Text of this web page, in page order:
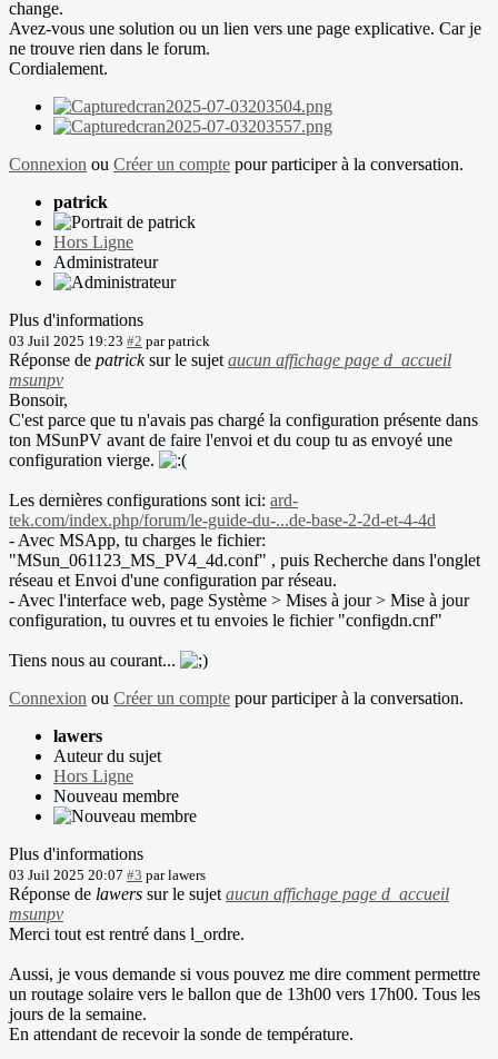
change.
Avez-vous une solution ou un lien vers une page explicative. Car je
ne trouve rien dans le forum.
Cordialement.
Connexion ou Créer un compte pour participer à la conversation.
patrick
Hors Ligne
Administrateur
Plus d'informations
03 Juil 2025 19:23 #2 parpatrick
Réponse de patricksur le sujet aucun affichage page d_accueil
msunpv
Bonsoir,
C'est parce que tu n'avais pas chargé la configuration présente dans
ton MSunPV avant de faire l'envoi et du coup tu as envoyé une
configuration vierge.
Les dernières configurations sont ici: ard-
tek.com/index.php/forum/le-guide-du-...de-base-2-2d-et-4-4d
- Avec MSApp, tu charges le fichier:
"MSun_061123_MS_PV4_4d.conf" , puis Recherche dans l'onglet
réseau et Envoi d'une configuration par réseau.
- Avec l'interface web, page Système > Mises à jour > Mise à jour
configuration, tu ouvres et tu envoies le fichier "configdn.cnf"
Tiens nous au courant...
Connexion ou Créer un compte pour participer à la conversation.
lawers
Auteur du sujet
Hors Ligne
Nouveau membre
Plus d'informations
03 Juil 2025 20:07 #3 parlawers
Réponse de lawers sur le sujet aucun affichage page d_accueil
msunpv
Merci tout est rentré dans l_ordre.
Aussi, je vous demande si vous pouvez me dire comment permettre
un routage solaire vers le ballon que de 13h00 vers 17h00. Tous les
jours de la semaine.
En attendant de recevoir la sonde de température.